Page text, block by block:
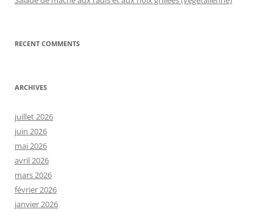
RECENT COMMENTS
ARCHIVES
juillet 2026
juin 2026
mai 2026
avril 2026
mars 2026
février 2026
janvier 2026